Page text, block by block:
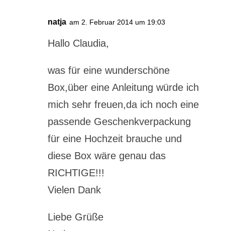
natja am 2. Februar 2014 um 19:03
Hallo Claudia,
was für eine wunderschöne
Box,über eine Anleitung würde ich
mich sehr freuen,da ich noch eine
passende Geschenkverpackung
für eine Hochzeit brauche und
diese Box wäre genau das
RICHTIGE!!!
Vielen Dank
Liebe Grüße